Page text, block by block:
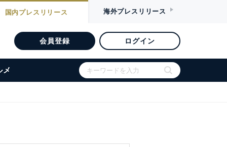
国内プレスリリース 海外プレスリリース
会員登録 ログイン
メ